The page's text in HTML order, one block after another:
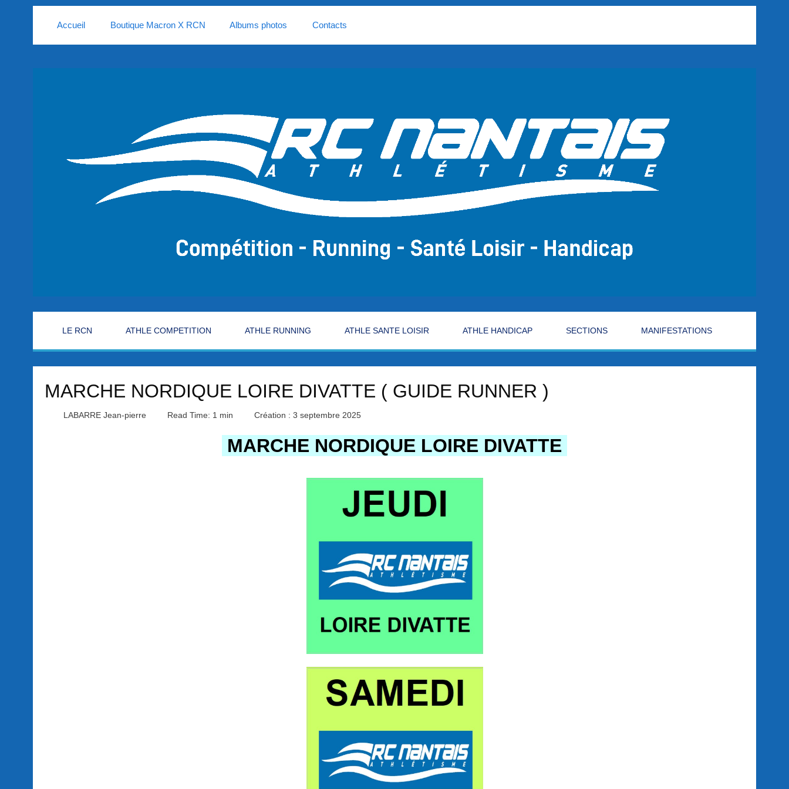
Accueil Boutique Macron X RCN Albums photos Contacts
LE RCN ATHLE COMPETITION ATHLE RUNNING ATHLE SANTE LOISIR ATHLE HANDICAP SECTIONS MANIFESTATIONS
MARCHE NORDIQUE LOIRE DIVATTE ( GUIDE RUNNER )
LABARRE Jean-pierre Read Time: 1 min Création : 3 septembre 2025
MARCHE NORDIQUE LOIRE DIVATTE